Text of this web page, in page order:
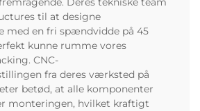
til at designe
med en fri spændvidde på 45
kunne rumme vores
CNC-
fra deres værksted på
betød, at alle komponenter
monteringen, hvilket kraftigt